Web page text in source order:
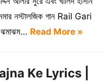
নস্টালজিক গান Rail Gari
Read More »
Ke Lyrics |